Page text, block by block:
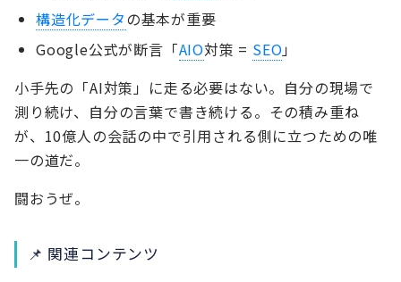
構造化データの基本が重要
Google公式が断言「AIO対策 = SEO」
小手先の「AI対策」に走る必要はない。自分の現場で
測り続け、自分の言葉で書き続ける。その積み重ね
が、10億人の会話の中で引用される側に立つための唯
一の道だ。
闘おうぜ。
📌 関連コンテンツ